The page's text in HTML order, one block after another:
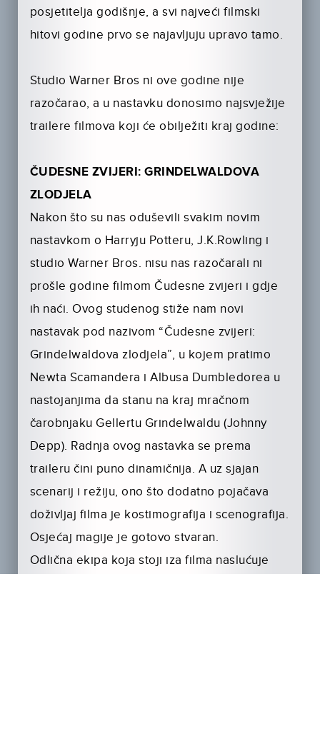
posjetitelja godišnje, a svi najveći filmski
hitovi godine prvo se najavljuju upravo tamo.
Studio Warner Bros ni ove godine nije
razočarao, a u nastavku donosimo najsvježije
trailere filmova koji će obilježiti kraj godine:
ČUDESNE ZVIJERI: GRINDELWALDOVA
ZLODJELA
Nakon što su nas oduševili svakim novim
nastavkom o Harryju Potteru, J.K.Rowling i
studio Warner Bros. nisu nas razočarali ni
prošle godine filmom Čudesne zvijeri i gdje
ih naći. Ovog studenog stiže nam novi
nastavak pod nazivom “Čudesne zvijeri:
Grindelwaldova zlodjela”, u kojem pratimo
Newta Scamandera i Albusa Dumbledorea u
nastojanjima da stanu na kraj mračnom
čarobnjaku Gellertu Grindelwaldu (Johnny
Depp). Radnja ovog nastavka se prema
traileru čini puno dinamičnija. A uz sjajan
scenarij i režiju, ono što dodatno pojačava
doživljaj filma je kostimografija i scenografija.
Osjećaj magije je gotovo stvaran.
Odlična ekipa koja stoji iza filma naslućuje